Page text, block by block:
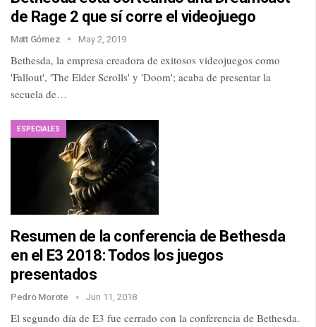
de Rage 2 que sí corre el videojuego
Matt Gómez May 2, 2019
Bethesda, la empresa creadora de exitosos videojuegos como
'Fallout', 'The Elder Scrolls' y 'Doom'; acaba de presentar la
secuela de…
ESPECIALES
Resumen de la conferencia de Bethesda
en el E3 2018: Todos los juegos
presentados
Pedro Morote Jun 11, 2018
El segundo día de E3 fue cerrado con la conferencia de Bethesda.